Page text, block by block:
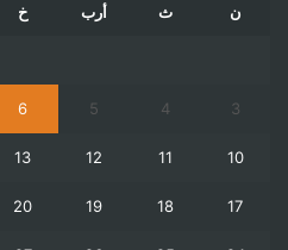
ن ث أرب خ
3
4
5
6
10
11
12
13
17
18
19
20